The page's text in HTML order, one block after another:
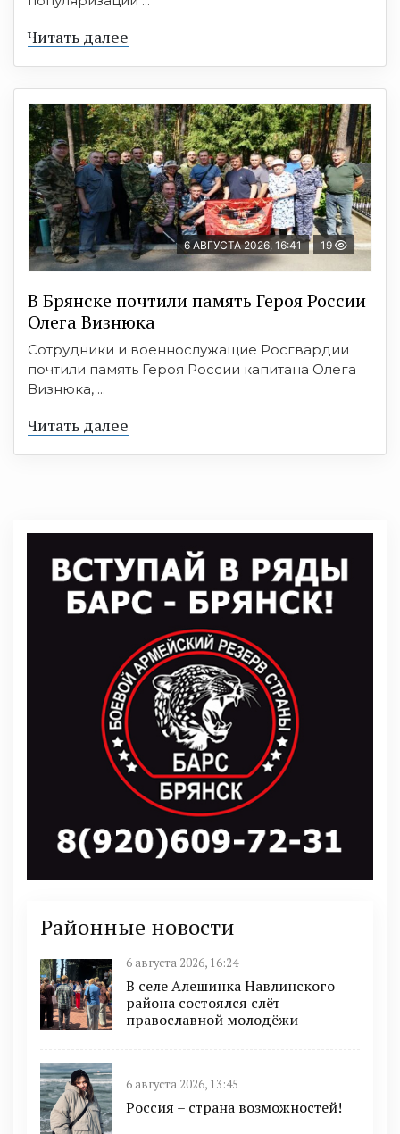
Читать далее
6 АВГУСТА 2026, 16:41 19
В Брянске почтили память Героя России
Олега Визнюка
Сотрудники и военнослужащие Росгвардии
почтили память Героя России капитана Олега
Визнюка, ...
Читать далее
Районные новости
6 августа 2026, 16:24
В селе Алешинка Навлинского
района состоялся слёт
православной молодёжи
6 августа 2026, 13:45
Россия – страна возможностей!